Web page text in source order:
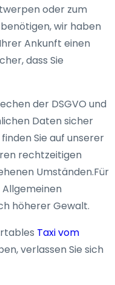
oder zum
wir haben
Ankunft einen
dass Sie
der DSGVO und
Daten sicher
Sie auf unserer
rechtzeitigen
Umständen.Für
Allgemeinen
höherer Gewalt.
Taxi vom
verlassen Sie sich